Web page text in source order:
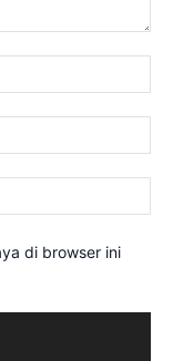
di browser ini